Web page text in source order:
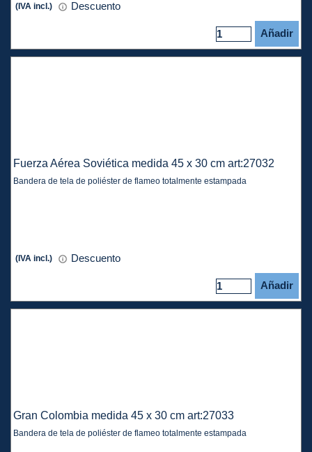
(IVA incl.) Descuento
Añadir
Fuerza Aérea Soviética medida 45 x 30 cm art:27032
Bandera de tela de poliéster de flameo totalmente estampada
(IVA incl.) Descuento
Añadir
Gran Colombia medida 45 x 30 cm art:27033
Bandera de tela de poliéster de flameo totalmente estampada